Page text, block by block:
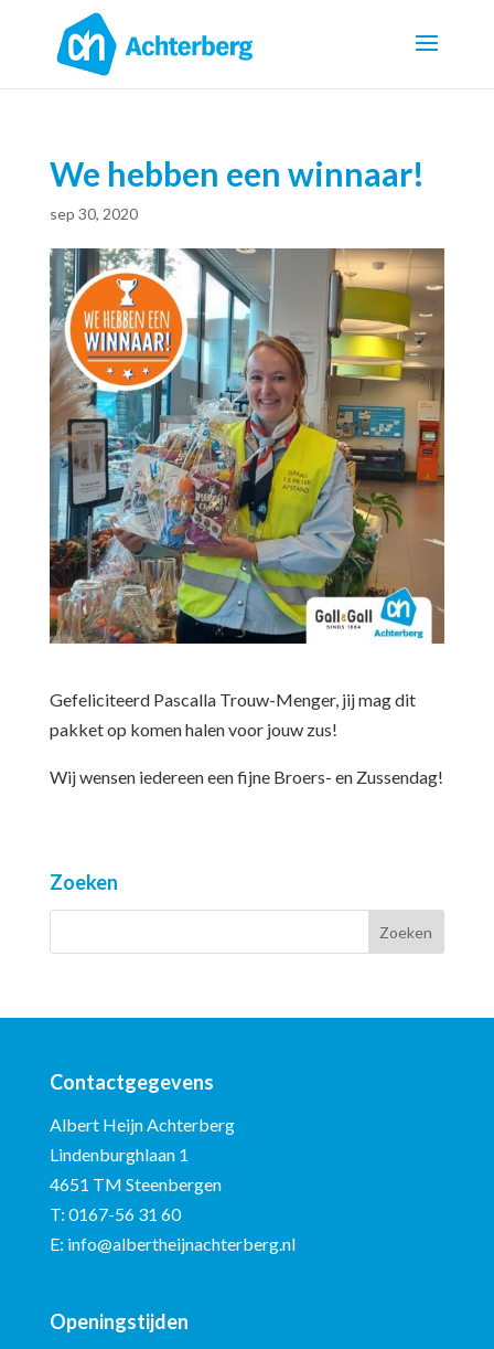
We hebben een winnaar!
sep 30, 2020
Gefeliciteerd Pascalla Trouw-Menger, jij mag dit
pakket op komen halen voor jouw zus!
Wij wensen iedereen een fijne Broers- en Zussendag!
Zoeken
Contactgegevens
Albert Heijn Achterberg
Lindenburghlaan 1
4651 TM Steenbergen
T: 0167-56 31 60
E: info@albertheijnachterberg.nl
Openingstijden